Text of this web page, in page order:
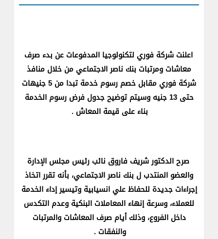
اعلنت شركة فوري لتكنولوجيا المدفوعات عن بدء صرف
معاشات ومرتبات بنك ناصر الاجتماعي من خلال منافذ
شركة فوري مقابل خصم رسوم خدمة تبدا من 5 جنيهات
حتى 13 جنيه وسيتم توضيح جدول فرض رسوم الخدمة
بناء على قيمة المعاش .
صرح الدكتور شريف فاروق نائب رئيس مجلس الإدارة
والعضو المنتدب ل بنك ناصر الاجتماعي، بأنه تقرر اتخاذ
إجراءات جديدة للحفاظ علي انسيابية وتيسير إداء الخدمة
للعملاء، وسرعة إنهاء المعاملات البنكية وعدم التكدس
داخل الفروع، وذلك أيام صرف المعاشات والمرتبات
والنفقات .